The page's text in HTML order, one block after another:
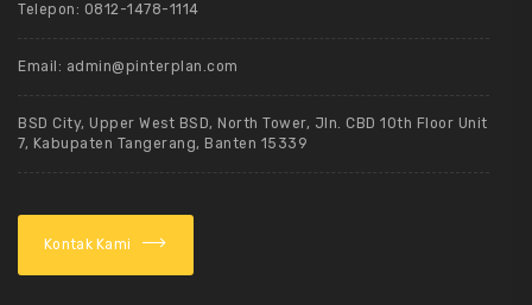
Telepon: 0812-1478-1114
Email: admin@pinterplan.com
BSD City, Upper West BSD, North Tower, Jln. CBD 10th Floor Unit
7, Kabupaten Tangerang, Banten 15339
Kontak Kami